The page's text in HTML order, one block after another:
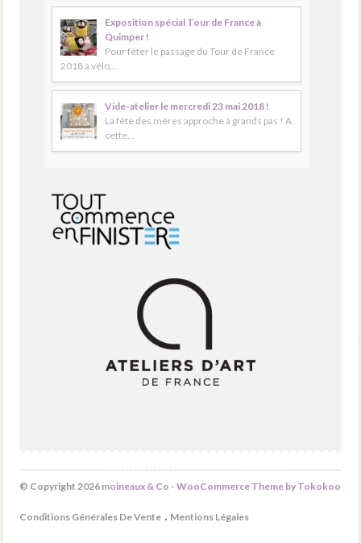
Exposition spécial Tour de France à
Quimper !
Pour fêter le passage du Tour de France
2018 à vélo,…
Vide-atelier le mercredi 23 mai 2018 !
La fête des mères approche à grands pas ! A
cette…
© Copyright 2026 moineaux & Co - WooCommerce Theme by Tokokoo
Conditions Générales De Vente Mentions Légales